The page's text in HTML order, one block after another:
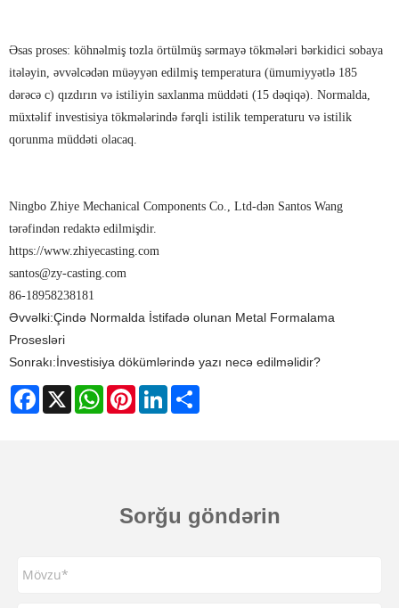
Əsas proses: köhnəlmiş tozla örtülmüş sərmayə tökmələri bərkidici sobaya
itələyin, əvvəlcədən müəyyən edilmiş temperatura (ümumiyyətlə 185
dərəcə c) qızdırın və istiliyin saxlanma müddəti (15 dəqiqə). Normalda,
müxtəlif investisiya tökmələrində fərqli istilik temperaturu və istilik
qorunma müddəti olacaq.
Ningbo Zhiye Mechanical Components Co., Ltd-dən Santos Wang
tərəfindən redaktə edilmişdir.
https://www.zhiyecasting.com
santos@zy-casting.com
86-18958238181
Əvvəlki:Çində Normalda İstifadə olunan Metal Formalama
Prosesləri
Sonrakı:İnvestisiya dökümlərində yazı necə edilməlidir?
Facebook
X WhatsAppPinterestLinkedIn
Sorğu göndərin